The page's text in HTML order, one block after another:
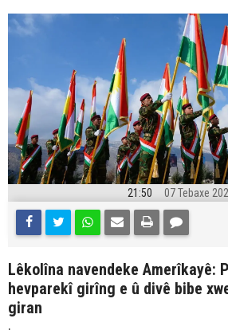
21:50 07 Tebaxe
Lêkolîna navendeke Amerîkayê:
hevparekî girîng e û divê bibe
giran
.